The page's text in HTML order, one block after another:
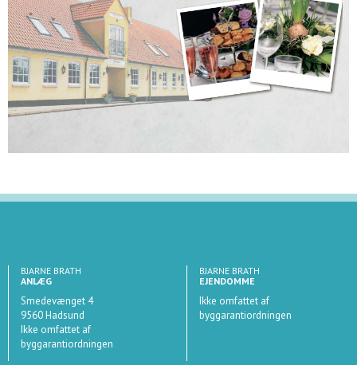
BJARNE BRATH
ANLÆG
Smedevænget 4
9560 Hadsund
Ikke omfattet af
byggarantiordningen
BJARNE BRATH
EJENDOMME
Ikke omfattet af
byggarantiordningen